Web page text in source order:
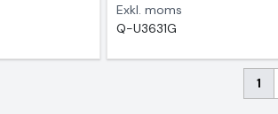
Exkl. moms
Q-U3631G
1